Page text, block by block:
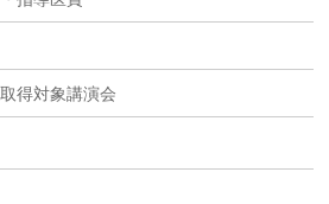
得対象講演会